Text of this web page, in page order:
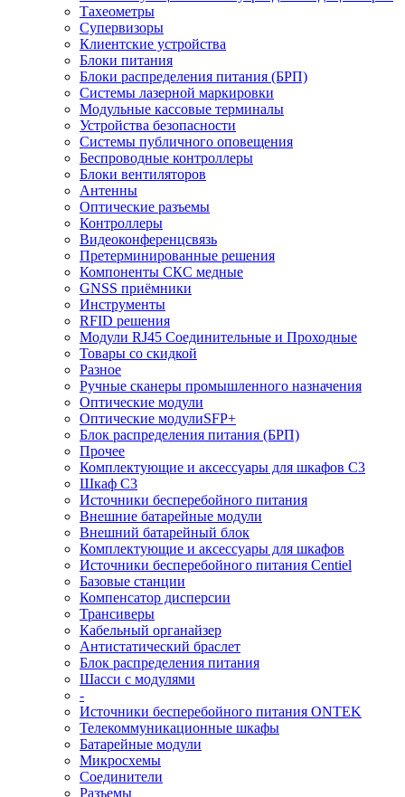
Тахеометры
Супервизоры
Клиентские устройства
Блоки питания
Блоки распределения питания (БРП)
Системы лазерной маркировки
Модульные кассовые терминалы
Устройства безопасности
Системы публичного оповещения
Беспроводные контроллеры
Блоки вентиляторов
Антенны
Оптические разъемы
Контроллеры
Видеоконференцсвязь
Претерминированные решения
Компоненты СКС медные
GNSS приёмники
Инструменты
RFID решения
Модули RJ45 Соединительные и Проходные
Товары со скидкой
Разное
Ручные сканеры промышленного назначения
Оптические модули
Оптические модулиSFP+
Блок распределения питания (БРП)
Прочее
Комплектующие и аксессуары для шкафов C3
Шкаф C3
Источники бесперебойного питания
Внешние батарейные модули
Внешний батарейный блок
Комплектующие и аксессуары для шкафов
Источники бесперебойного питания Centiel
Базовые станции
Компенсатор дисперсии
Трансиверы
Кабельный органайзер
Антистатический браслет
Блок распределения питания
Шасси с модулями
-
Источники бесперебойного питания ONTEK
Телекоммуникационные шкафы
Батарейные модули
Микросхемы
Соединители
Разъемы